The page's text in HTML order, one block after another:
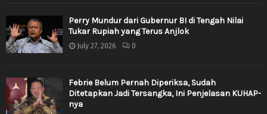
Perry Mundur dari Gubernur BI di Tengah Nilai
Tukar Rupiah yang Terus Anjlok
July 27, 2026 0
Febrie Belum Pernah Diperiksa, Sudah
Ditetapkan Jadi Tersangka, Ini Penjelasan KUHAP-
nya